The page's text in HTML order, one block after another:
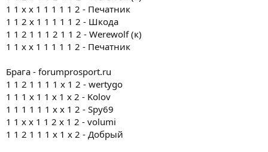
1 1 x x 1 1 1 1 1 2 - Печатник
1 1 2 x 1 1 1 1 1 2 - Шкода
1 1 2 1 1 1 2 1 1 2 - Werewolf (к)
1 1 x x 1 1 1 1 1 2 - Печатник
Брага - forumprosport.ru
1 1 2 1 1 1 1 х 1 2 - wertygo
1 1 1 х 1 1 x 1 х 2 - Kolov
1 1 1 1 1 1 x x 1 2 - Spy69
1 1 х х 1 1 2 x 1 2 - volumi
1 1 2 1 1 1 x 1 х 2 - Добрый